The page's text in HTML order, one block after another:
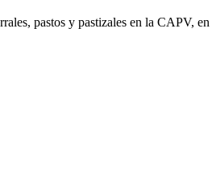
pastos y pastizales en la CAPV,